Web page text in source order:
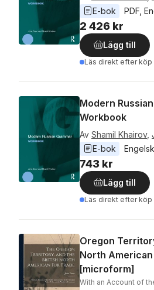
E-bok
PDF
2 426 kr
Lägg till
Läs direkt efter köp
Modern
Workbook
Av Shamil Khairov,
E-bok
743 kr
Lägg till
Läs direkt efter köp
Oregon
North American
[microform]
With an Account of